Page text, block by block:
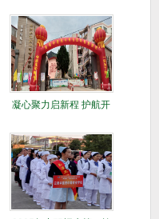
凝心聚力启新程 护航开